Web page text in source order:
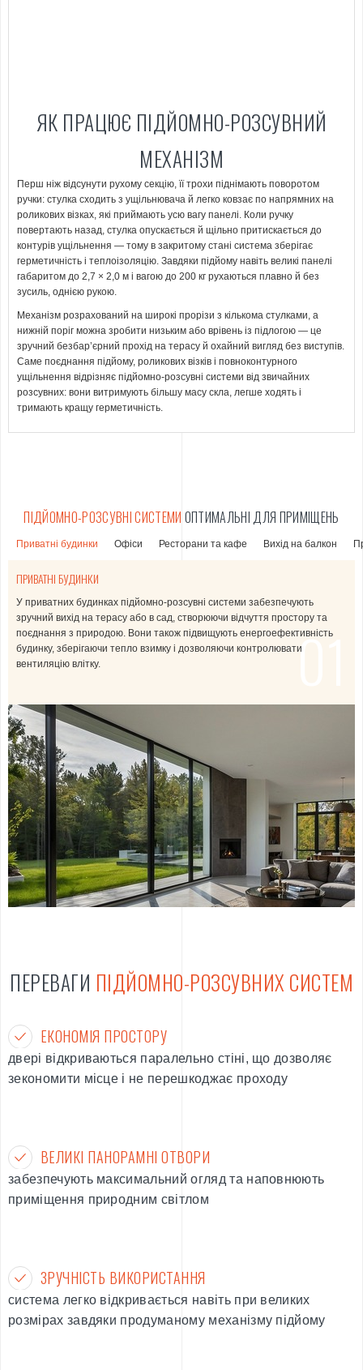
ЯК ПРАЦЮЄ ПІДЙОМНО-РОЗСУВНИЙ
МЕХАНІЗМ
Перш ніж відсунути рухому секцію, її трохи піднімають поворотом
ручки: стулка сходить з ущільнювача й легко ковзає по напрямних на
роликових візках, які приймають усю вагу панелі. Коли ручку
повертають назад, стулка опускається й щільно притискається до
контурів ущільнення — тому в закритому стані система зберігає
герметичність і теплоізоляцію. Завдяки підйому навіть великі панелі
габаритом до 2,7 × 2,0 м і вагою до 200 кг рухаються плавно й без
зусиль, однією рукою.
Механізм розрахований на широкі прорізи з кількома стулками, а
нижній поріг можна зробити низьким або врівень із підлогою — це
зручний безбар’єрний прохід на терасу й охайний вигляд без виступів.
Саме поєднання підйому, роликових візків і повноконтурного
ущільнення відрізняє підйомно-розсувні системи від звичайних
розсувних: вони витримують більшу масу скла, легше ходять і
тримають кращу герметичність.
ПІДЙОМНО-РОЗСУВНІ СИСТЕМИ ОПТИМАЛЬНІ ДЛЯ ПРИМІЩЕНЬ
Приватні будинки Офіси Ресторани та кафе Вихід на балкон
ПРИВАТНІ БУДИНКИ
У приватних будинках підйомно-розсувні системи забезпечують
зручний вихід на терасу або в сад, створюючи відчуття простору та
поєднання з природою. Вони також підвищують енергоефективність
будинку, зберігаючи тепло взимку і дозволяючи контролювати
вентиляцію влітку.
01
Вони допомагають легко трансформувати простір, розділяючи або
об’єднуючи робочі зони, переговорні кімнати чи конференц-зали,
забезпечуючи гнучкість планування.
Підйомно-розсувні системи в ресторанах і кафе дозволяють створити
відкритий простір між залами та терасами, що сприяє комфортній
атмосфері для відвідувачів. Вони також забезпечують
енергоефективність та надійну звукоізоляцію, зберігаючи затишок у
будь-яку пору року.
Вони ідеальні для поділу простору на відкритих терасах і верандах у
приватних будинках, дозволяючи відкривати або закривати частини
приміщення в залежності від потреб.
ПЕРЕВАГИ ПІДЙОМНО-РОЗСУВНИХ СИСТЕМ
ЕКОНОМІЯ ПРОСТОРУ
двері відкриваються паралельно стіні, що дозволяє
зекономити місце і не перешкоджає проходу
ВЕЛИКІ ПАНОРАМНІ ОТВОРИ
забезпечують максимальний огляд та наповнюють
приміщення природним світлом
ЗРУЧНІСТЬ ВИКОРИСТАННЯ
система легко відкривається навіть при великих
розмірах завдяки продуманому механізму підйому